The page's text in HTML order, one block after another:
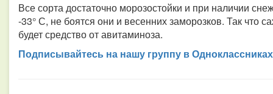
Все сорта достаточно морозостойки и при наличии
-33° С, не боятся они и весенних заморозков. Так что
будет средство от авитаминоза.
Подписывайтесь на нашу группу в Одноклассниках